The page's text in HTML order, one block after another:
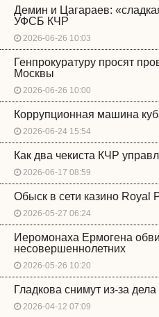
Демин и Цагараев:
УФСБ КЧР
2026-06-26 10:03
Генпрокуратуру просят
Москвы
2026-06-26 10:00
Коррупционная машина
2026-06-24 15:54
Как два чекиста КЧР
2026-06-17 08:59
Обыск в сети казино Royal
2026-05-27 06:24
Иеромонаха Ермогена
несовершеннолетних
2026-05-26 10:20
Гладкова снимут из-за
2026-04-12 07:09